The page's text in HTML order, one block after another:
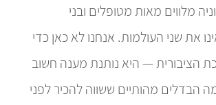
מלווים מאות מטופלים ובני
את שני העולמות. אנחנו לא כאן כדי
הציבורית — היא נותנת מענה חשוב
הבדלים מהותיים ששווה להכיר לפני